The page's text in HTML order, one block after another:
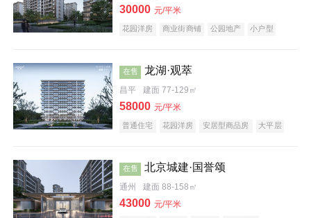
30000 元/平米
花园洋房 商业街商铺 公园地产
小户型
在售 龙湖·观萃
昌平 建面 77-129㎡
58000 元/平米
普通住宅 花园洋房 安居型商品房
大平层
在售 北京城建·国誉颂
通州 建面 88-158㎡
43000 元/平米